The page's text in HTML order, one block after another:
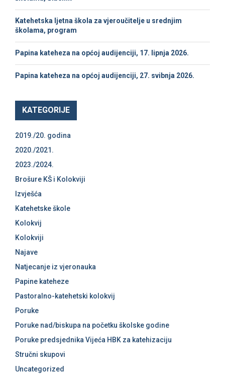
Katehetska ljetna škola za vjeroučitelje u srednjim
školama, program
Papina kateheza na općoj audijenciji, 17. lipnja 2026.
Papina kateheza na općoj audijenciji, 27. svibnja 2026.
KATEGORIJE
2019./20. godina
2020./2021.
2023./2024.
Brošure KŠ i Kolokviji
Izvješća
Katehetske škole
Kolokvij
Kolokviji
Najave
Natjecanje iz vjeronauka
Papine kateheze
Pastoralno-katehetski kolokvij
Poruke
Poruke nad/biskupa na početku školske godine
Poruke predsjednika Vijeća HBK za katehizaciju
Stručni skupovi
Uncategorized